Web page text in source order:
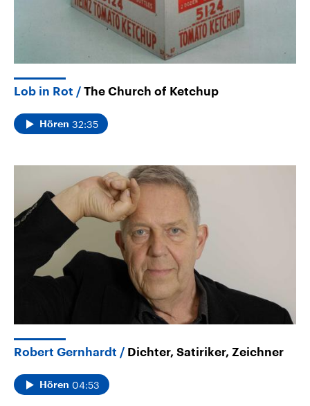
Lob in Rot The Church of Ketchup
Hören 32:35
Robert Gernhardt Dichter, Satiriker, Zeichner
Hören 04:53